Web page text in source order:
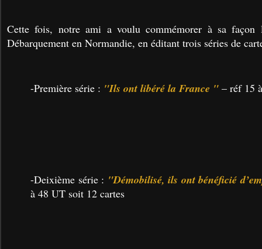
Cette fois, notre ami a voulu commémorer à sa façon
Débarquement en Normandie, en éditant trois séries de
-Première série : "Ils ont libéré la France " – réf 15
-Deixième série : "Démobilisé, ils ont bénéficié
à 48 UT soit 12 cartes